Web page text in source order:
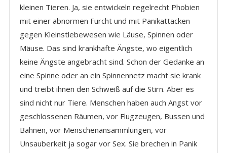
kleinen Tieren. Ja, sie entwickeln regelrecht Phobien
mit einer abnormen Furcht und mit Panikattacken
gegen Kleinstlebewesen wie Läuse, Spinnen oder
Mäuse. Das sind krankhafte Ängste, wo eigentlich
keine Ängste angebracht sind. Schon der Gedanke an
eine Spinne oder an ein Spinnennetz macht sie krank
und treibt ihnen den Schweiß auf die Stirn. Aber es
sind nicht nur Tiere. Menschen haben auch Angst vor
geschlossenen Räumen, vor Flugzeugen, Bussen und
Bahnen, vor Menschenansammlungen, vor
Unsauberkeit ja sogar vor Sex. Sie brechen in Panik